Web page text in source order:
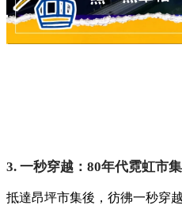
3. 一秒穿越：80年代霓虹市
抵達昂坪市集後，彷彿一秒穿